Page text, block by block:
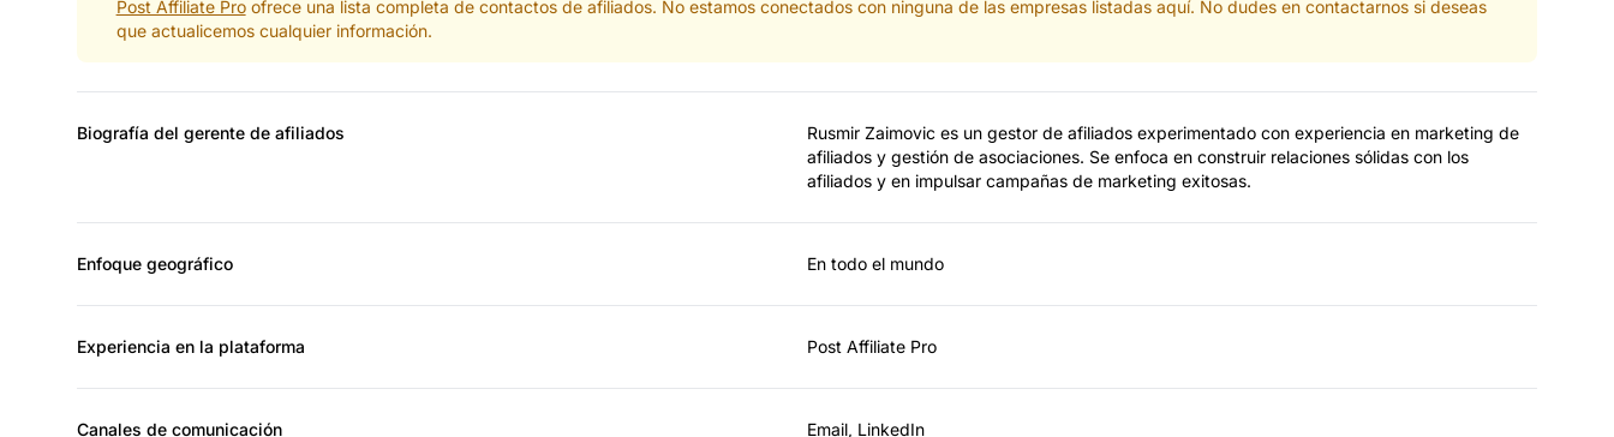
Post Affiliate Proofrece una lista completa de contactos de afiliados. No estamos conectados con ninguna de las empresas listadas aquí. No dudes en contactarnos si deseas
que actualicemos cualquier información.
Biografía del gerente de afiliados
Rusmir Zaimovic es un gestor de afiliados experimentado con experiencia en marketing de
afiliados y gestión de asociaciones. Se enfoca en construir relaciones sólidas con los
afiliados y en impulsar campañas de marketing exitosas.
Enfoque geográfico En todo el mundo
Experiencia en la plataforma Post Affiliate Pro
Canales de comunicación Email, LinkedIn